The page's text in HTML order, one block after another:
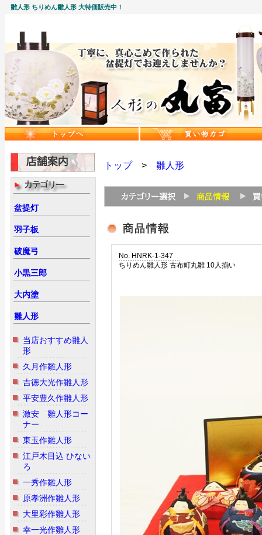
雛人形 ちりめん雛人形 大特価販売中！
盆提灯
羽子板
破魔弓
小黒三郎
大内塗
雛人形
当店おすすめ雛人
形
久月作雛人形
吉徳大光作雛人形
平安豊久作雛人形
激安 雛人形コー
ナー
東玉作雛人形
江戸木目込 ひない
ろ
一秀作雛人形
原孝洲作雛人形
大里彩作雛人形
幸一光作雛人形
トップ> 雛人形
No. HNRK-1-347
ちりめん雛人形 古布町丸雛 10人揃い